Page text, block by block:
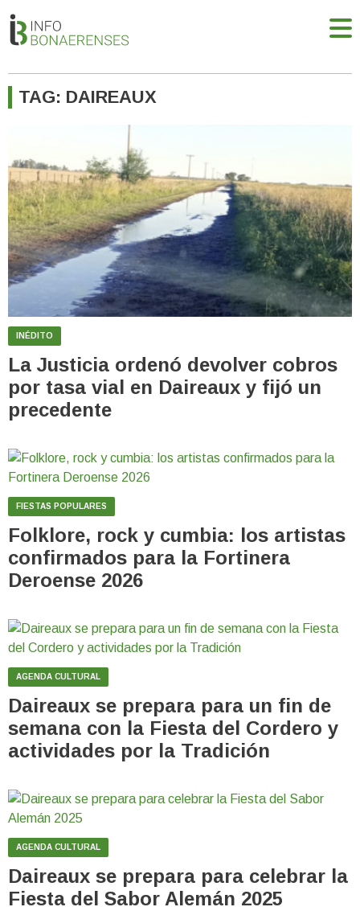
TAG: DAIREAUX
INÉDITO
La Justicia ordenó devolver cobros
por tasa vial en Daireaux y fijó un
precedente
FIESTAS POPULARES
Folklore, rock y cumbia: los artistas
confirmados para la Fortinera
Deroense 2026
AGENDA CULTURAL
Daireaux se prepara para un fin de
semana con la Fiesta del Cordero y
actividades por la Tradición
AGENDA CULTURAL
Daireaux se prepara para celebrar la
Fiesta del Sabor Alemán 2025